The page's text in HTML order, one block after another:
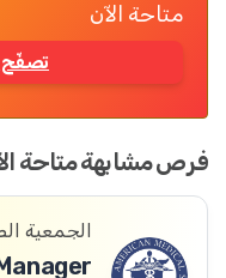
متاحة الآن
تصفّح
فرص مشابهة متاحة
الجمعية